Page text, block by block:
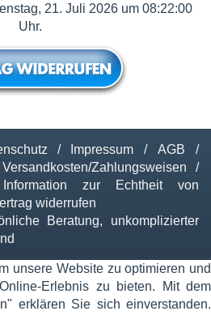
21. Juli 2026 um 08:22:00
Uhr.
/ Impressum / AGB
/
Versandkosten/Zahlungsweisen
/
Information zur Echtheit von
widerrufen
Beratung, unkomplizierter
unsere Website zu optimieren und
Erlebnis zu bieten. Mit dem
erklären Sie sich einverstanden.